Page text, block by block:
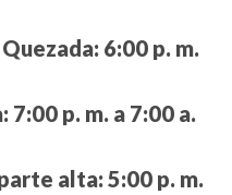
6:00 p. m.
7:00 p. m. a 7:00 a.
alta: 5:00 p. m.